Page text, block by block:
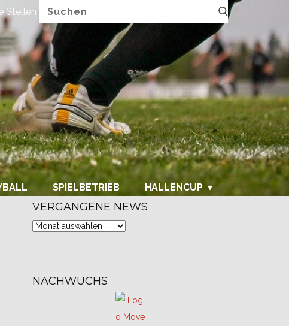
Stellen FUPA.net
SPIELBETRIEB HALLENCUP
VERGANGENE NEWS
Vergangene
NACHWUCHS